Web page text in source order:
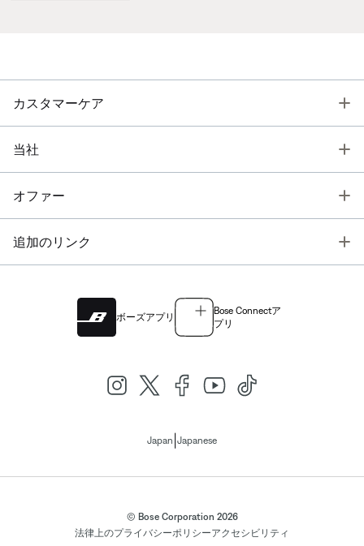
カスタマーケア
当社
オファー
追加のリンク
ボーズアプリ
Bose Connectア
プリ
Japan Japanese
© Bose Corporation 2026
法律上のプライバシーポリシーアクセシビリティ